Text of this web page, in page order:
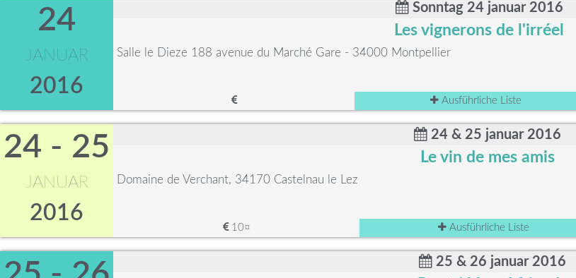
24
JANUAR
2016
Sonntag 24 januar 2016
Les vignerons de l'irréel
Salle le Dieze 188 avenue du Marché Gare - 34000 Montpellier
Ausführliche Liste
24 - 25
JANUAR
2016
24 & 25 januar 2016
Le vin de mes amis
Domaine de Verchant, 34170 Castelnau le Lez
10¤ Ausführliche Liste
25 & 26 januar 2016